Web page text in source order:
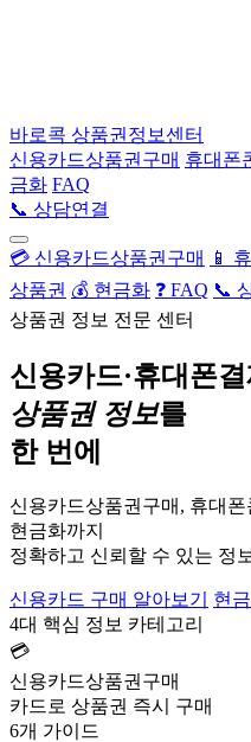
바로콕 상품권정보센터
신용카드상품권구매 휴대폰
금화 FAQ
📞 상담연결
💳 신용카드상품권구매 📱
상품권 💰 현금화 ❓ FAQ 📞
상품권 정보 전문 센터
신용카드·휴대폰결
상품권 정보를
한 번에
신용카드상품권구매, 휴대
현금화까지
정확하고 신뢰할 수 있는 정
신용카드 구매 알아보기
현
4대 핵심 정보 카테고리
💳
신용카드상품권구매
카드로 상품권 즉시 구매
6개 가이드